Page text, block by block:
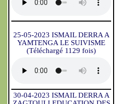
25-05-2023 ISMAIL DERRA A
YAMTENGA LE SUIVISME
(Téléchargé 1129 fois)
30-04-2023 ISMAIL DERRA A